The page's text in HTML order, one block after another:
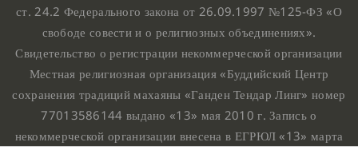
ст. 24.2 Федерального закона от 26.09.1997 №125-ФЗ «О
свободе совести и о религиозных объединениях».
Свидетельство о регистрации некоммерческой организации
Местная религиозная организация «Буддийский Центр
сохранения традиций махаяны «Ганден Тендар Линг» номер
77013586144 выдано «13» мая 2010 г. Запись о
некоммерческой организации внесена в ЕГРЮЛ «13» марта